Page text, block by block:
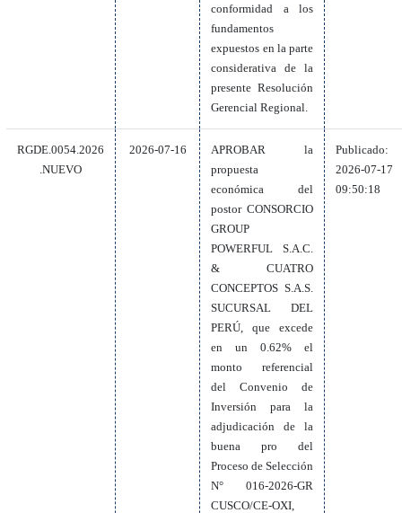
conformidad a los
fundamentos
expuestos en la parte
considerativa de la
presente Resolución
Gerencial Regional.
RGDE.0054.2026
.NUEVO
2026-07-16
APROBAR la
propuesta
económica del
postor CONSORCIO
GROUP
POWERFUL S.A.C.
& CUATRO
CONCEPTOS S.A.S.
SUCURSAL DEL
PERÚ, que excede
en un 0.62% el
monto referencial
del Convenio de
Inversión para la
adjudicación de la
buena pro del
Proceso de Selección
N° 016-2026-GR
CUSCO/CE-OXI,
Publicado:
2026-07-17
09:50:18